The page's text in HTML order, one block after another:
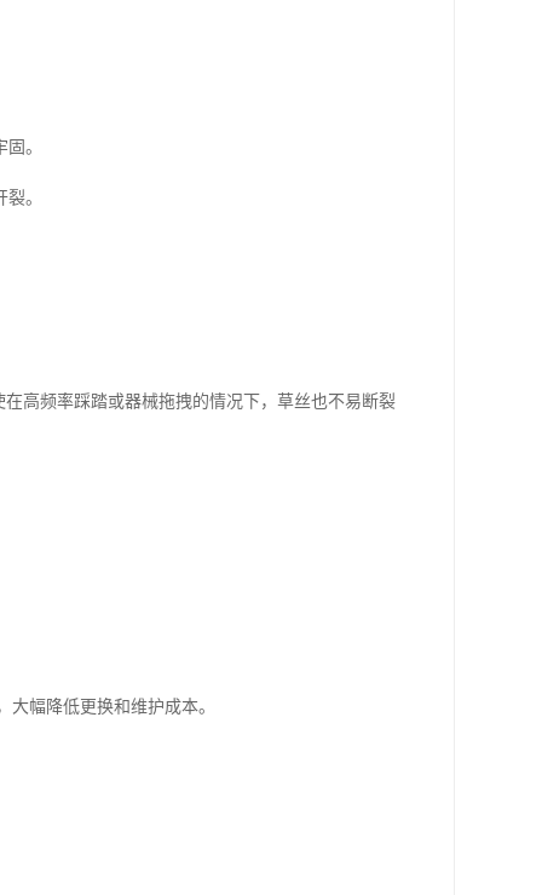
。
。
高频率踩踏或器械拖拽的情况下，草丝也不易断裂
幅降低更换和维护成本。